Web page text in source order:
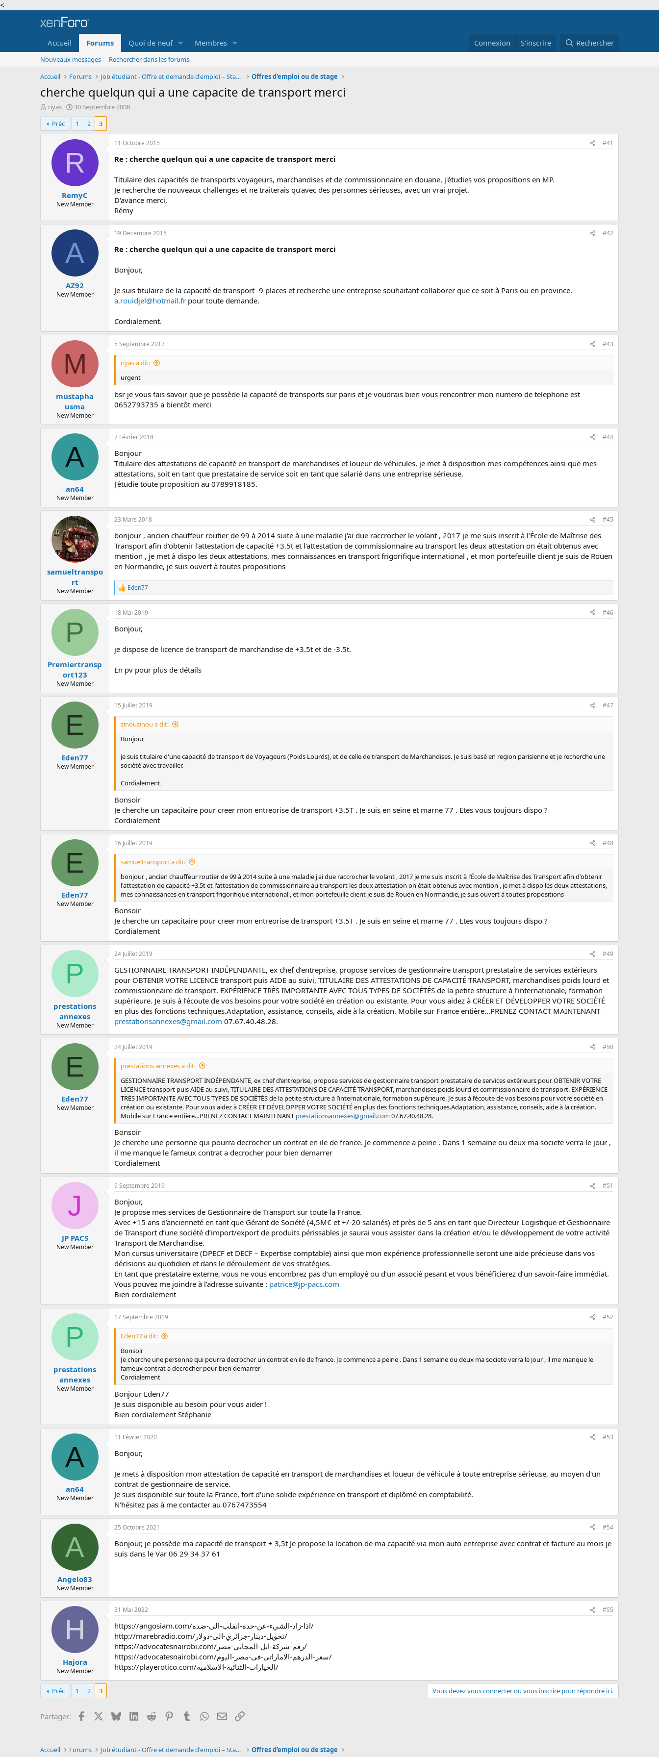
<
Accueil Forums Quoi de neuf Membres Connexion S'inscrire Rechercher
Nouveaux messages
Rechercher dans les forums
Accueil
Forums Job étudiant - Offre et demande d'emploi – Stage Offres d'emploi ou de stage
cherche quelqun qui a une capacite de transport merci
A
u
t
e
c
riyas
D
a
e
d
é
u
t
30 Septembre 2008
Préc
1 2 3
R
RemyC
New Member
11 Octobre 2015 #41
Re : cherche quelqun qui a une capacite de transport merci
Titulaire des capacités de transports voyageurs, marchandises et de commissionnaire en douane, j'étudies vos propositions en MP.
Je recherche de nouveaux challenges et ne traiterais qu'avec des personnes sérieuses, avec un vrai projet.
D'avance merci,
Rémy
A
AZ92
New Member
19 Decembre 2015 #42
Re : cherche quelqun qui a une capacite de transport merci
Bonjour,
Je suis titulaire de la capacité de transport -9 places et recherche une entreprise souhaitant collaborer que ce soit à Paris ou en province.
a.rouidjel@hotmail.fr pour toute demande.
Cordialement.
M
mustapha
usma
New Member
5 Septembre 2017 #43
riyas a dit:
urgent
bsr je vous fais savoir que je possède la capacité de transports sur paris et je voudrais bien vous rencontrer mon numero de telephone est
0652793735 a bientôt merci
A
an64
New Member
7 Février 2018 #44
Bonjour
Titulaire des attestations de capacité en transport de marchandises et loueur de véhicules, je met à disposition mes compétences ainsi que mes
attestations, soit en tant que prestataire de service soit en tant que salarié dans une entreprise sérieuse.
J'étudie toute proposition au 0789918185.
samueltranspo
rt
New Member
23 Mars 2018 #45
bonjour , ancien chauffeur routier de 99 à 2014 suite à une maladie j'ai due raccrocher le volant , 2017 je me suis inscrit à l’École de Maîtrise des
Transport afin d'obtenir l'attestation de capacité +3.5t et l'attestation de commissionnaire au transport les deux attestation on était obtenus avec
mention , je met à dispo les deux attestations, mes connaissances en transport frigorifique international , et mon portefeuille client je suis de Rouen
en Normandie, je suis ouvert à toutes propositions
R
e
a
c
i
s
Eden77
P
Premiertransp
ort123
New Member
18 Mai 2019 #46
Bonjour,
je dispose de licence de transport de marchandise de +3.5t et de -3.5t.
En pv pour plus de détails
E
Eden77
New Member
15 Juillet 2019 #47
zinouzinou a dit:
Bonjour,
je suis titulaire d'une capacité de transport de Voyageurs (Poids Lourds), et de celle de transport de Marchandises. Je suis basé en region parisienne et je recherche une
société avec travailler.
Cordialement,
Bonsoir
Je cherche un capacitaire pour creer mon entreorise de transport +3.5T . Je suis en seine et marne 77 . Etes vous toujours dispo ?
Cordialement
E
Eden77
New Member
16 Juillet 2019 #48
samueltransport a dit:
bonjour , ancien chauffeur routier de 99 à 2014 suite à une maladie j'ai due raccrocher le volant , 2017 je me suis inscrit à l’École de Maîtrise des Transport afin d'obtenir
l'attestation de capacité +3.5t et l'attestation de commissionnaire au transport les deux attestation on était obtenus avec mention , je met à dispo les deux attestations,
mes connaissances en transport frigorifique international , et mon portefeuille client je suis de Rouen en Normandie, je suis ouvert à toutes propositions
Bonsoir
Je cherche un capacitaire pour creer mon entreorise de transport +3.5T . Je suis en seine et marne 77 . Etes vous toujours dispo ?
Cordialement
P
prestations
annexes
New Member
24 Juillet 2019 #49
GESTIONNAIRE TRANSPORT INDÉPENDANTE, ex chef d’entreprise, propose services de gestionnaire transport prestataire de services extérieurs
pour OBTENIR VOTRE LICENCE transport puis AIDE au suivi, TITULAIRE DES ATTESTATIONS DE CAPACITÉ TRANSPORT, marchandises poids lourd et
commissionnaire de transport. EXPÉRIENCE TRÈS IMPORTANTE AVEC TOUS TYPES DE SOCIÉTÉS de la petite structure à l’internationale, formation
supérieure. Je suis à l’écoute de vos besoins pour votre société en création ou existante. Pour vous aidez à CRÉER ET DÉVELOPPER VOTRE SOCIÉTÉ
en plus des fonctions techniques.Adaptation, assistance, conseils, aide à la création. Mobile sur France entière…PRENEZ CONTACT MAINTENANT
prestationsannexes@gmail.com 07.67.40.48.28.
E
Eden77
New Member
24 Juillet 2019 #50
prestations annexes a dit:
GESTIONNAIRE TRANSPORT INDÉPENDANTE, ex chef d’entreprise, propose services de gestionnaire transport prestataire de services extérieurs pour OBTENIR VOTRE
LICENCE transport puis AIDE au suivi, TITULAIRE DES ATTESTATIONS DE CAPACITÉ TRANSPORT, marchandises poids lourd et commissionnaire de transport. EXPÉRIENCE
TRÈS IMPORTANTE AVEC TOUS TYPES DE SOCIÉTÉS de la petite structure à l’internationale, formation supérieure. Je suis à l’écoute de vos besoins pour votre société en
création ou existante. Pour vous aidez à CRÉER ET DÉVELOPPER VOTRE SOCIÉTÉ en plus des fonctions techniques.Adaptation, assistance, conseils, aide à la création.
Mobile sur France entière…PRENEZ CONTACT MAINTENANT prestationsannexes@gmail.com07.67.40.48.28.
Bonsoir
Je cherche une personne qui pourra decrocher un contrat en ile de france. Je commence a peine . Dans 1 semaine ou deux ma societe verra le jour ,
il me manque le fameux contrat a decrocher pour bien demarrer
Cordialement
J
JP PACS
New Member
9 Septembre 2019 #51
Bonjour,
Je propose mes services de Gestionnaire de Transport sur toute la France.
Avec +15 ans d’ancienneté en tant que Gérant de Société (4,5M€ et +/-20 salariés) et près de 5 ans en tant que Directeur Logistique et Gestionnaire
de Transport d’une société d’import/export de produits périssables je saurai vous assister dans la création et/ou le développement de votre activité
Transport de Marchandise.
Mon cursus universitaire (DPECF et DECF – Expertise comptable) ainsi que mon expérience professionnelle seront une aide précieuse dans vos
décisions au quotidien et dans le déroulement de vos stratégies.
En tant que prestataire externe, vous ne vous encombrez pas d’un employé ou d’un associé pesant et vous bénéficierez d’un savoir-faire immédiat.
Vous pouvez me joindre à l’adresse suivante : patrice@jp-pacs.com
Bien cordialement
P
prestations
annexes
New Member
17 Septembre 2019 #52
Eden77 a dit:
Bonsoir
Je cherche une personne qui pourra decrocher un contrat en ile de france. Je commence a peine . Dans 1 semaine ou deux ma societe verra le jour , il me manque le
fameux contrat a decrocher pour bien demarrer
Cordialement
Bonjour Eden77
Je suis disponible au besoin pour vous aider !
Bien cordialement Stéphanie
A
an64
New Member
11 Février 2020 #53
Bonjour,
Je mets à disposition mon attestation de capacité en transport de marchandises et loueur de véhicule à toute entreprise sérieuse, au moyen d'un
contrat de gestionnaire de service.
Je suis disponible sur toute la France, fort d'une solide expérience en transport et diplômé en comptabilité.
N'hésitez pas à me contacter au 0767473554
A
Angelo83
New Member
25 Octobre 2021 #54
Bonjour, je possède ma capacité de transport + 3,5t Je propose la location de ma capacité via mon auto entreprise avec contrat et facture au mois je
suis dans le Var 06 29 34 37 61
H
Hajora
New Member
31 Mai 2022 #55
https://angosiam.com/اذا-زاد-الشيء-عن-حده-انقلب-الى-ضده/
http://marebradio.com/تحويل-دينار-جزائري-الى-دولار/
https://advocatesnairobi.com/رقم-شركة-ابل-المجاني-مصر/
https://advocatesnairobi.com/سعر-الدرهم-الاماراتى-فى-مصر-اليوم/
https://playerotico.com/الخيارات-الثنائية-الاسلامية/
Préc 1 2 3 Vous devez vous connecter ou vous inscrire pour répondre ici.
Partager: Facebook BlueskyLinkedInReddit PinterestTumblrWhatsApp
EmailLien
Accueil Forums Job étudiant - Offre et demande d'emploi – Stage Offres d'emploi ou de stage